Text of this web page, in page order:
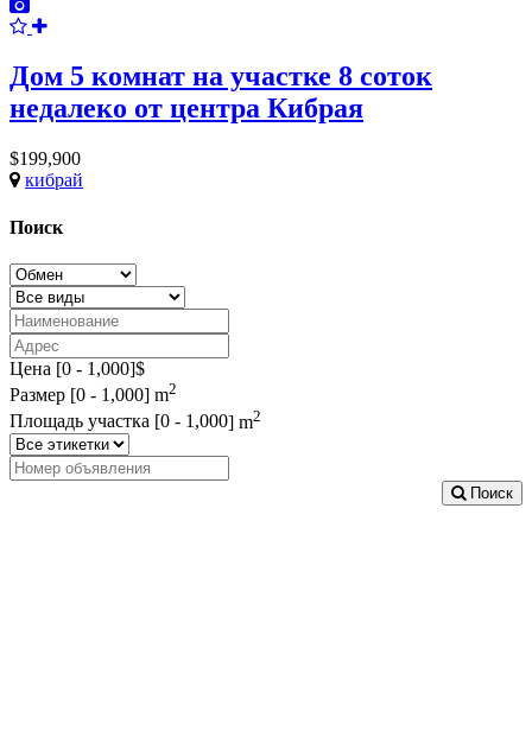
Дом 5 комнат на участке 8 соток
недалеко от центра Кибрая
$199,900
кибрай
Поиск
Цена [0 - 1,000]$
Размер [0 - 1,000] m2
Площадь участка [0 - 1,000] m2
Поиск